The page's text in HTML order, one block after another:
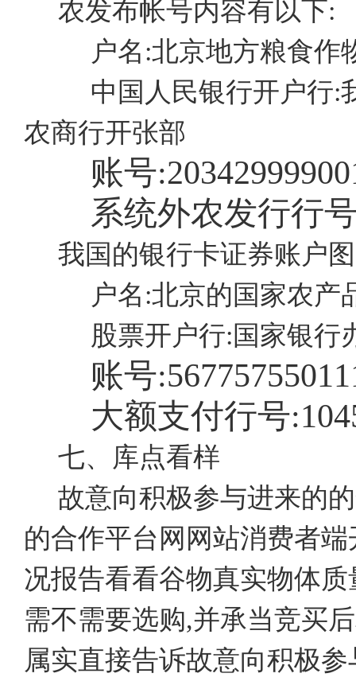
农发布帐号内容有以下:
户名:北京地方粮食作
中国人民银行开户行:
农商行开张部
账号:
系统外农发行行
我国的银行卡证券账户
户名:北京的国家农产
股票开户行:国家银行
账号:
大额支付行号:
七、库点看样
故意向积极参与进来的
的合作平台网网站消费者
况报告看看谷物真实物体
需不需要选购,并承当竞买
属实直接告诉故意向积极